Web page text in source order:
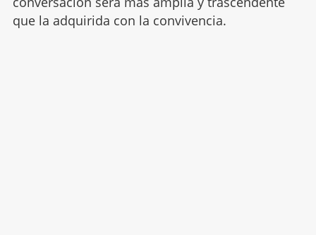
que la adquirida con la convivencia.